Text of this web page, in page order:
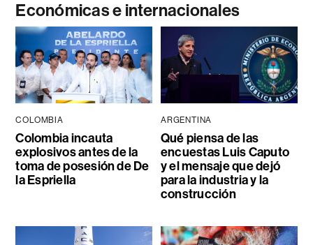
Económicas e internacionales
COLOMBIA
Colombia incauta
explosivos antes de la
toma de posesión de De
la Espriella
ARGENTINA
Qué piensa de las
encuestas Luis Caputo
y el mensaje que dejó
para la industria y la
construcción